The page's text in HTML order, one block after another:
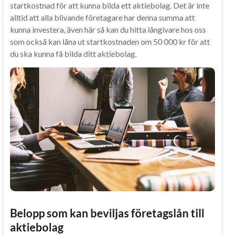
startkostnad för att kunna bilda ett aktiebolag. Det är inte
alltid att alla blivande företagare har denna summa att
kunna investera, även här så kan du hitta långivare hos oss
som också kan låna ut startkostnaden om 50 000 kr för att
du ska kunna få bilda ditt aktiebolag.
Belopp som kan beviljas företagslån till
aktiebolag